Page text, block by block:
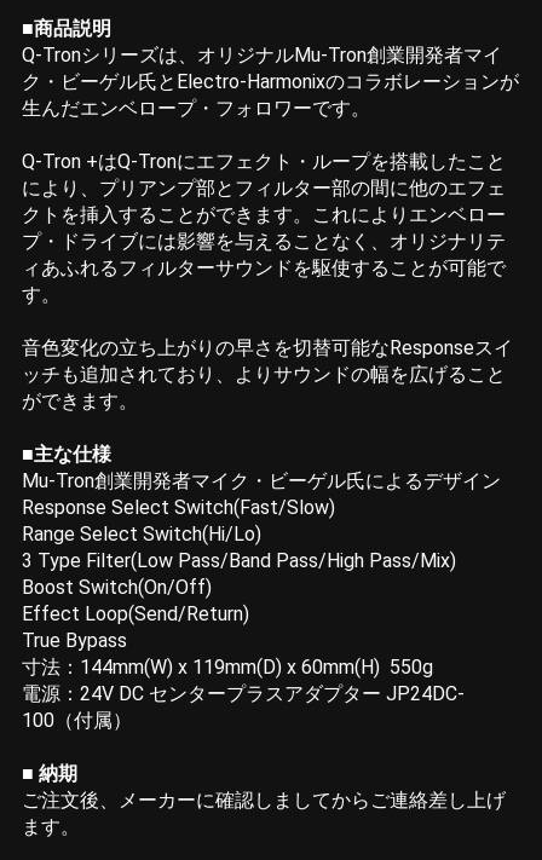
■商品説明
Q-Tronシリーズは、オリジナルMu-Tron創業開発者マイ
ク・ビーゲル氏とElectro-Harmonixのコラボレーションが
生んだエンベロープ・フォロワーです。
Q-Tron +はQ-Tronにエフェクト・ループを搭載したこと
により、プリアンプ部とフィルター部の間に他のエフェ
クトを挿入することができます。これによりエンベロー
プ・ドライブには影響を与えることなく、オリジナリテ
ィあふれるフィルターサウンドを駆使することが可能で
す。
音色変化の立ち上がりの早さを切替可能なResponseスイ
ッチも追加されており、よりサウンドの幅を広げること
ができます。
■主な仕様
Mu-Tron創業開発者マイク・ビーゲル氏によるデザイン
Response Select Switch(Fast/Slow)
Range Select Switch(Hi/Lo)
3 Type Filter(Low Pass/Band Pass/High Pass/Mix)
Boost Switch(On/Off)
Effect Loop(Send/Return)
True Bypass
寸法：144mm(W) x 119mm(D) x 60mm(H) 550g
電源：24V DC センタープラスアダプター JP24DC-
100（付属）
■ 納期
ご注文後、メーカーに確認しましてからご連絡差し上げ
ます。